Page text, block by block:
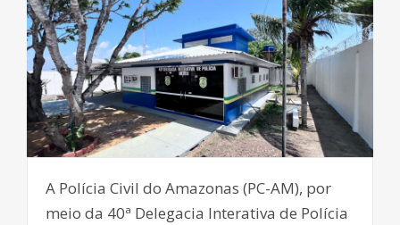
A Polícia Civil do Amazonas (PC-AM), por
meio da 40ª Delegacia Interativa de Polícia